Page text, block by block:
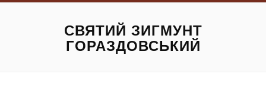
СВЯТИЙ ЗИГМУНТ
ГОРАЗДОВСЬКИЙ